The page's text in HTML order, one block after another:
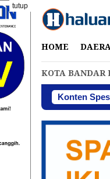
tutup
HOME
KOTA BANDAR
Konten